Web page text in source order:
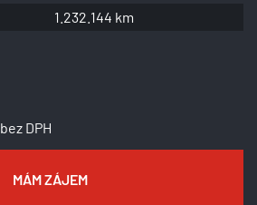
bez DPH
MÁM ZÁJEM
1.232.144 km